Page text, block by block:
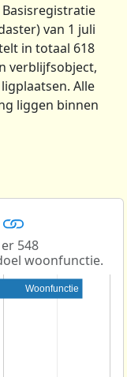
van 1 juli
in totaal 618
verblijfsobject,
Alle
liggen binnen
548
woonfunctie.
Woonfunctie